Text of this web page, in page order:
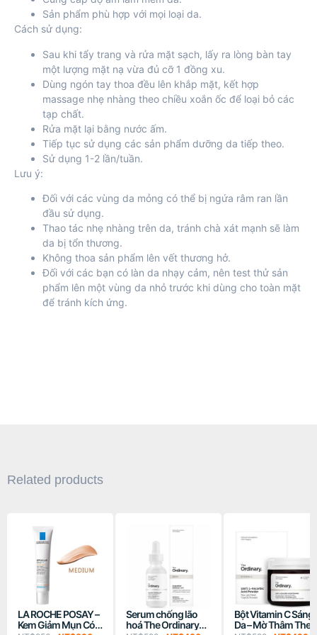
Sản phẩm phù hợp với mọi loại da.
Cách sử dụng:
Sau khi tẩy trang và rửa mặt sạch, lấy ra lòng bàn tay
một lượng mặt nạ vừa đủ cỡ 1 đồng xu.
Dùng ngón tay thoa đều lên khắp mặt, kết hợp
massage nhẹ nhàng theo chiều xoắn ốc để loại bỏ các
tạp chất.
Rửa mặt lại bằng nước ấm.
Tiếp tục sử dụng các sản phẩm dưỡng da tiếp theo.
Sử dụng 1-2 lần/tuần.
Lưu ý:
Đối với các vùng da mỏng có thể bị ngứa râm ran lần
đầu sử dụng.
Thao tác nhẹ nhàng trên da, tránh chà xát mạnh sẽ làm
da bị tổn thương.
Không thoa sản phẩm lên vết thương hở.
Đối với các bạn có làn da nhạy cảm, nên test thử sản
phẩm lên một vùng da nhỏ trước khi dùng cho toàn mặt
để tránh kích ứng.
Related products
LA ROCHE POSAY –
Kem Giảm Mụn Có
Serum chống lão
hoá The Ordinary
Bột Vitamin C Sáng
Da – Mờ Thâm The